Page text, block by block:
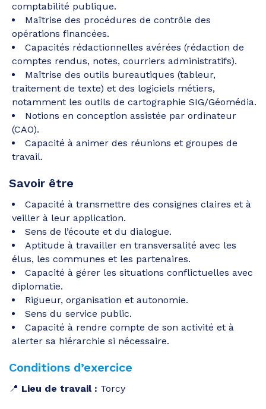
comptabilité publique.
Maîtrise des procédures de contrôle des
opérations financées.
Capacités rédactionnelles avérées (rédaction de
comptes rendus, notes, courriers administratifs).
Maîtrise des outils bureautiques (tableur,
traitement de texte) et des logiciels métiers,
notamment les outils de cartographie SIG/Géomédia.
Notions en conception assistée par ordinateur
(CAO).
Capacité à animer des réunions et groupes de
travail.
Savoir être
Capacité à transmettre des consignes claires et à
veiller à leur application.
Sens de l’écoute et du dialogue.
Aptitude à travailler en transversalité avec les
élus, les communes et les partenaires.
Capacité à gérer les situations conflictuelles avec
diplomatie.
Rigueur, organisation et autonomie.
Sens du service public.
Capacité à rendre compte de son activité et à
alerter sa hiérarchie si nécessaire.
Conditions d’exercice
📍 Lieu de travail : Torcy